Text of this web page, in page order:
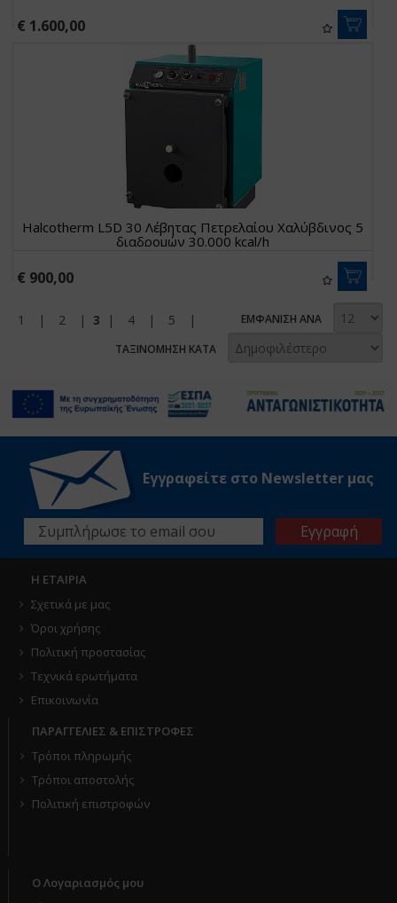
€ 1.600,00
Halcotherm L5D 30 Λέβητας Πετρελαίου Χαλύβδινος 5
διαδρομών 30.000 kcal/h
€ 900,00
1 | 2 |3 | 4 | 5 |
ΕΜΦΑΝΙΣΗ ΑΝΑ
ΤΑΞΙΝΟΜΗΣΗ ΚΑΤΑ
Εγγραφείτε στο Νewsletter μας
Η ΕΤΑΙΡΙΑ
Σχετικά με μας
Όροι χρήσης
Πολιτική προστασίας
Τεχνικά ερωτήματα
Επικοινωνία
ΠΑΡΑΓΓΕΛΙΕΣ & ΕΠΙΣΤΡΟΦΕΣ
Τρόποι πληρωμής
Τρόποι αποστολής
Πολιτική επιστροφών
Ο Λογαριασμός μου